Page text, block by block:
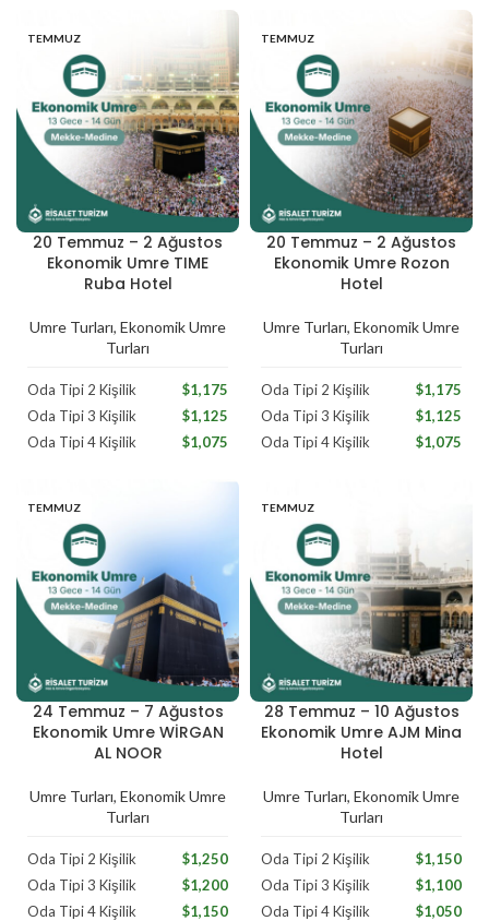
TEMMUZ
Temmuz
20 Temmuz – 2 Ağustos
Ekonomik Umre TIME
Ruba Hotel
Umre Turları, Ekonomik Umre
Turları
Oda Tipi 2 Kişilik
$1,175
Oda Tipi 3 Kişilik
$1,125
Oda Tipi 4 Kişilik
$1,075
TEMMUZ
Temmuz
20 Temmuz – 2 Ağustos
Ekonomik Umre Rozon
Hotel
Umre Turları, Ekonomik Umre
Turları
Oda Tipi 2 Kişilik
$1,175
Oda Tipi 3 Kişilik
$1,125
Oda Tipi 4 Kişilik
$1,075
TEMMUZ
Temmuz
24 Temmuz – 7 Ağustos
Ekonomik Umre WİRGAN
AL NOOR
Umre Turları, Ekonomik Umre
Turları
Oda Tipi 2 Kişilik
$1,250
Oda Tipi 3 Kişilik
$1,200
Oda Tipi 4 Kişilik
$1,150
TEMMUZ
Temmuz
28 Temmuz – 10 Ağustos
Ekonomik Umre AJM Mina
Hotel
Umre Turları, Ekonomik Umre
Turları
Oda Tipi 2 Kişilik
$1,150
Oda Tipi 3 Kişilik
$1,100
Oda Tipi 4 Kişilik
$1,050